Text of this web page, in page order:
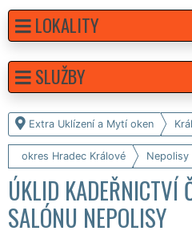
Extra Uklízení a Mytí oken
okres Hradec Králové Nepolisy
ÚKLID KADEŘNICTVÍ
SALÓNU NEPOLISY
LOKALITY
SLUŽBY